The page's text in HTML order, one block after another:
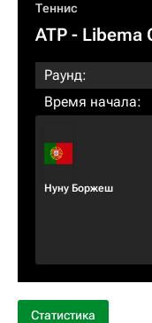
Теннис
ATP - Libema
Раунд:
Время начала:
Нуну Боржеш
Статистика